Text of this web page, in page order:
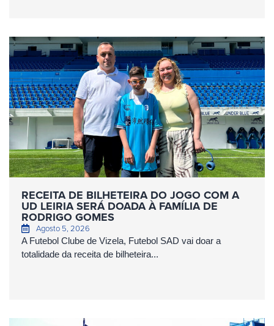
RECEITA DE BILHETEIRA DO JOGO COM A
UD LEIRIA SERÁ DOADA À FAMÍLIA DE
RODRIGO GOMES
Agosto 5, 2026
A Futebol Clube de Vizela, Futebol SAD vai doar a
totalidade da receita de bilheteira...